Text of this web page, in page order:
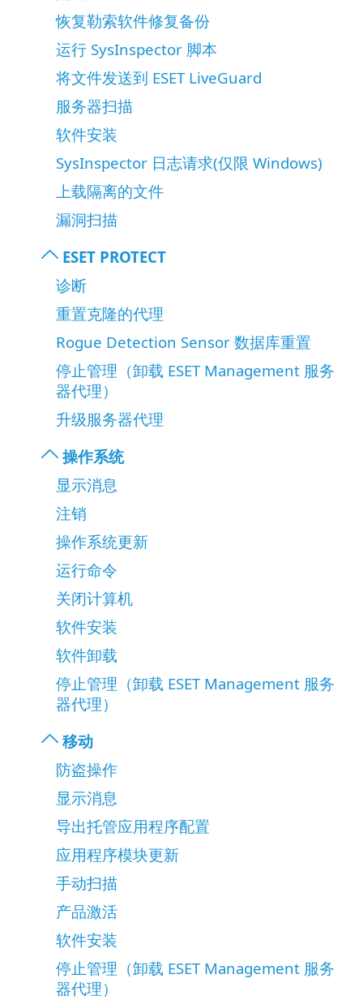
恢复勒索软件修复备份
运行 SysInspector 脚本
将文件发送到 ESET LiveGuard
服务器扫描
软件安装
SysInspector 日志请求(仅限 Windows)
上载隔离的文件
漏洞扫描
ESET PROTECT
诊断
重置克隆的代理
Rogue Detection Sensor 数据库重置
停止管理（卸载 ESET Management 服务
器代理）
升级服务器代理
操作系统
显示消息
注销
操作系统更新
运行命令
关闭计算机
软件安装
软件卸载
停止管理（卸载 ESET Management 服务
器代理）
移动
防盗操作
显示消息
导出托管应用程序配置
应用程序模块更新
手动扫描
产品激活
软件安装
停止管理（卸载 ESET Management 服务
器代理）